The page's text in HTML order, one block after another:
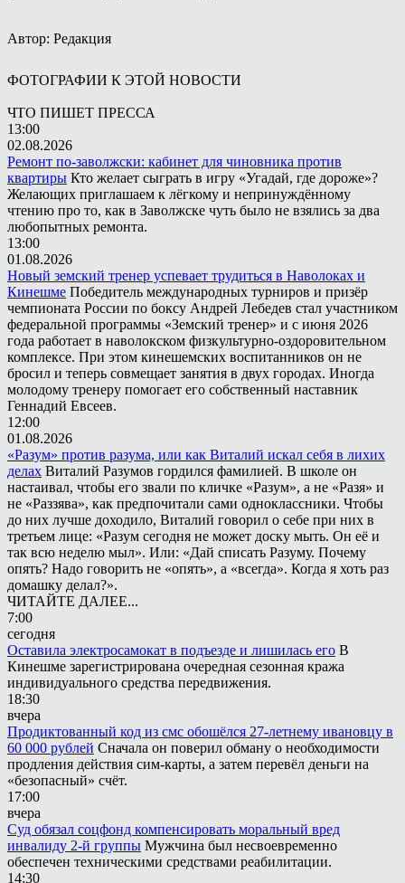
Автор: Редакция
ФОТОГРАФИИ К ЭТОЙ НОВОСТИ
ЧТО ПИШЕТ ПРЕССА
13:00
02.08.2026
Ремонт по-заволжски: кабинет для чиновника против
квартиры Кто желает сыграть в игру «Угадай, где дороже»?
Желающих приглашаем к лёгкому и непринуждённому
чтению про то, как в Заволжске чуть было не взялись за два
любопытных ремонта.
13:00
01.08.2026
Новый земский тренер успевает трудиться в Наволоках и
Кинешме Победитель международных турниров и призёр
чемпионата России по боксу Андрей Лебедев стал участником
федеральной программы «Земский тренер» и с июня 2026
года работает в наволокском физкультурно-оздоровительном
комплексе. При этом кинешемских воспитанников он не
бросил и теперь совмещает занятия в двух городах. Иногда
молодому тренеру помогает его собственный наставник
Геннадий Евсеев.
12:00
01.08.2026
«Разум» против разума, или как Виталий искал себя в лихих
делах Виталий Разумов гордился фамилией. В школе он
настаивал, чтобы его звали по кличке «Разум», а не «Разя» и
не «Раззява», как предпочитали сами одноклассники. Чтобы
до них лучше доходило, Виталий говорил о себе при них в
третьем лице: «Разум сегодня не может доску мыть. Он её и
так всю неделю мыл». Или: «Дай списать Разуму. Почему
опять? Надо говорить не «опять», а «всегда». Когда я хоть раз
домашку делал?».
ЧИТАЙТЕ ДАЛЕЕ...
7:00
сегодня
Оставила электросамокат в подъезде и лишилась его В
Кинешме зарегистрирована очередная сезонная кража
индивидуального средства передвижения.
18:30
вчера
Продиктованный код из смс обошёлся 27-летнему ивановцу в
60 000 рублей Сначала он поверил обману о необходимости
продления действия сим-карты, а затем перевёл деньги на
«безопасный» счёт.
17:00
вчера
Суд обязал соцфонд компенсировать моральный вред
инвалиду 2-й группы Мужчина был несвоевременно
обеспечен техническими средствами реабилитации.
14:30